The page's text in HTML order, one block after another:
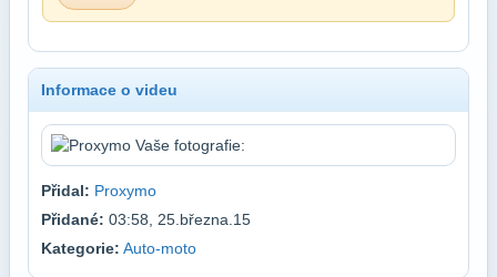
Informace o videu
Přidal: Proxymo
Přidané: 03:58, 25.března.15
Kategorie: Auto-moto